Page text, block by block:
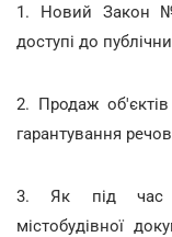
1. Новий Закон
доступі до
2. Продаж
гарантування
3. Як під час
містобудівної